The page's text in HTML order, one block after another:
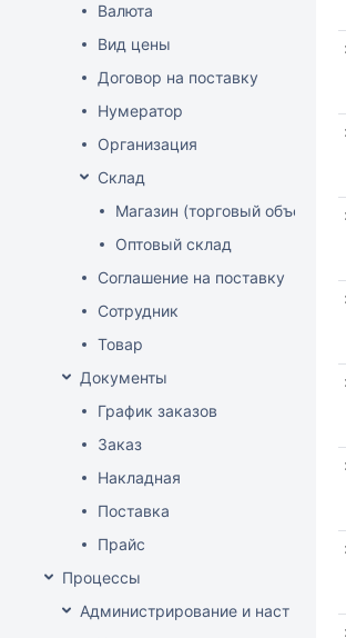
Валюта
Вид цены
Договор на поставку
Нумератор
Организация
Склад
Магазин (торговый объект)
Оптовый склад
Соглашение на поставку
Сотрудник
Товар
Документы
График заказов
Заказ
Накладная
Поставка
Прайс
Процессы
Администрирование и настройка